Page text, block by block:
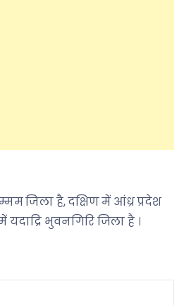
जिला है, दक्षिण में आंध्र प्रदेश
भुवनगिरि जिला है ।